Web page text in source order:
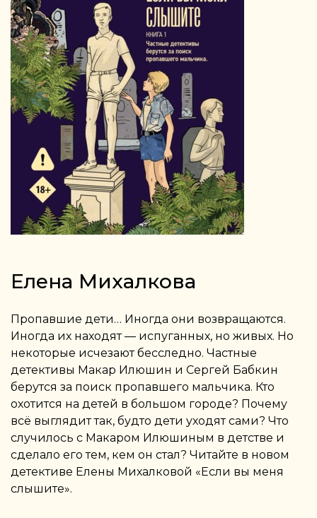
Елена Михалкова
Пропавшие дети… Иногда они возвращаются.
Иногда их находят — испуганных, но живых. Но
некоторые исчезают бесследно. Частные
детективы Макар Илюшин и Сергей Бабкин
берутся за поиск пропавшего мальчика. Кто
охотится на детей в большом городе? Почему
всё выглядит так, будто дети уходят сами? Что
случилось с Макаром Илюшиным в детстве и
сделало его тем, кем он стал? Читайте в новом
детективе Елены Михалковой «Если вы меня
слышите».